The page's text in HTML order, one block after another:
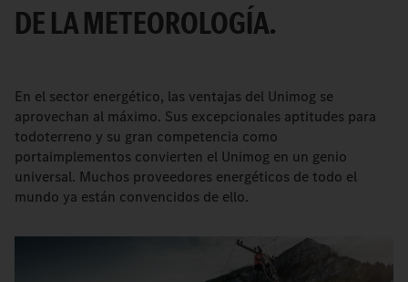
DE LA METEOROLOGÍA.
En el sector energético, las ventajas del Unimog se
aprovechan al máximo. Sus excepcionales aptitudes para
todoterreno y su gran competencia como
portaimplementos convierten el Unimog en un genio
universal. Muchos proveedores energéticos de todo el
mundo ya están convencidos de ello.